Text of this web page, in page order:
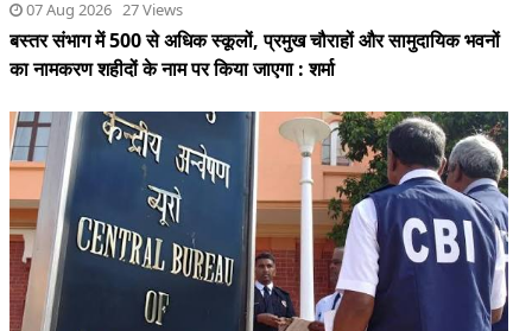
07 Aug 2026 37 Views
सीबीआई की चार्जशीट मेें बड़ा खुलासा,एनटीए के 3 एक्सपर्ट पर पेपर लीक
करने का आरोप